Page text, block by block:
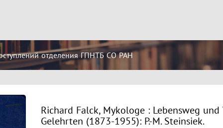
отделения ГПНТБ СО РАН
Richard Falck, Mykologe : Lebensweg
Gelehrten (1873-1955): P.-M. Steinsiek.